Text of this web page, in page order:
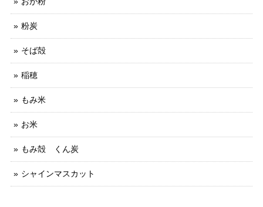
粉炭
そば殻
稲穂
もみ米
お米
もみ殻 くん炭
シャインマスカット